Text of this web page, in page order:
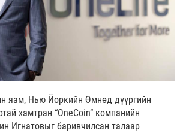
яам, Нью Йоркийн Өмнөд дүүргийн
хамтран “OneCoin” компанийн
Игнатовыг баривчилсан талаар